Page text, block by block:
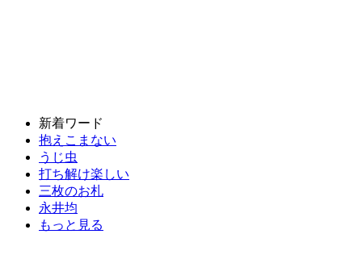
新着ワード
抱えこまない
うじ虫
打ち解け楽しい
三枚のお札
永井均
もっと見る